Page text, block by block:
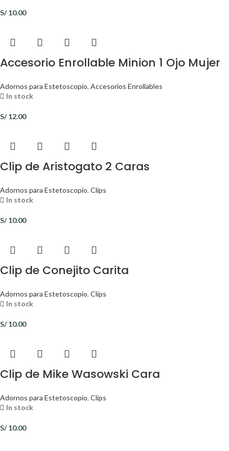
S/10.00
Accesorio Enrollable Minion 1 Ojo Mujer
Adornos para Estetoscopio, Accesorios Enrollables
In stock
S/12.00
Clip de Aristogato 2 Caras
Adornos para Estetoscopio, Clips
In stock
S/10.00
Clip de Conejito Carita
Adornos para Estetoscopio, Clips
In stock
S/10.00
Clip de Mike Wasowski Cara
Adornos para Estetoscopio, Clips
In stock
S/10.00